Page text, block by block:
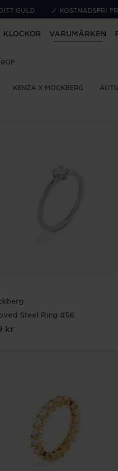
GULD KOSTNADSFRI
KLOCKOR VARUMÄRKEN
KENZA X MOCKBERG
Steel Ring #56
:399 kr
kr